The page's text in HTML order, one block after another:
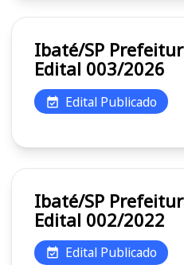
Ibaté/SP Prefeitura Municipal -
Edital 003/2026
Edital Publicado
Ibaté/SP Prefeitura Municipal -
Edital 002/2022
Edital Publicado